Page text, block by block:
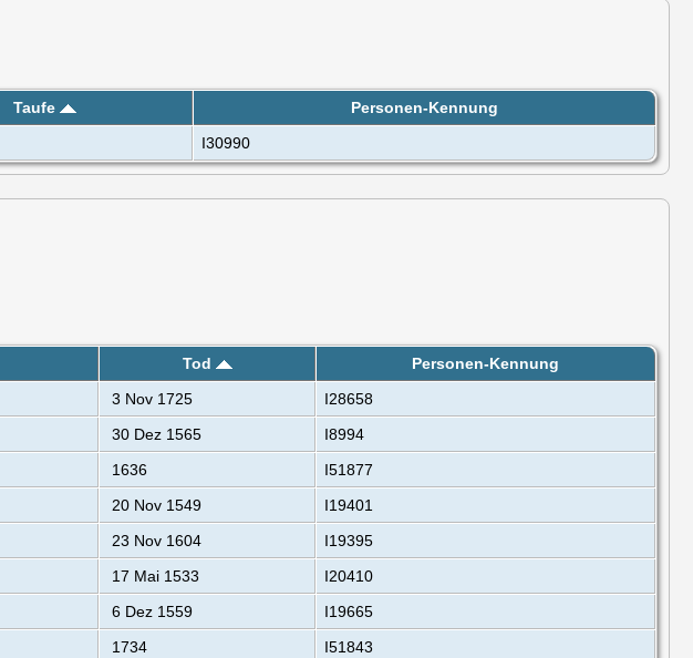
Taufe
Personen-Kennung
I30990
Tod
Personen-Kennung
3 Nov 1725
I28658
30 Dez 1565
I8994
1636
I51877
20 Nov 1549
I19401
23 Nov 1604
I19395
17 Mai 1533
I20410
6 Dez 1559
I19665
1734
I51843